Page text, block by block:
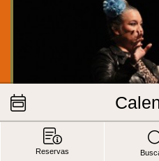
Reservas